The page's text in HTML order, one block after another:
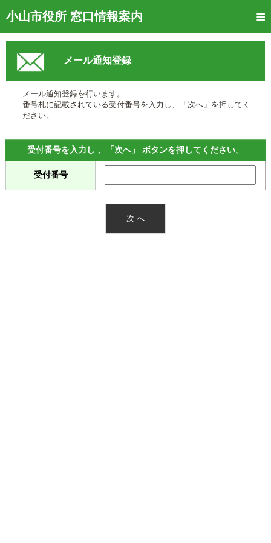
小山市役所 窓口情報案内
トップページ
窓口混雑状況
待ち状況確認
交付状況確認
メール通知登録
混雑予想カレンダー
メール通知登録
メール通知登録を行います。
番号札に記載されている受付番号を入力し、「次へ」を押してく
ださい。
受付番号を入力し 、「次へ」 ボタンを押してください。
受付番号